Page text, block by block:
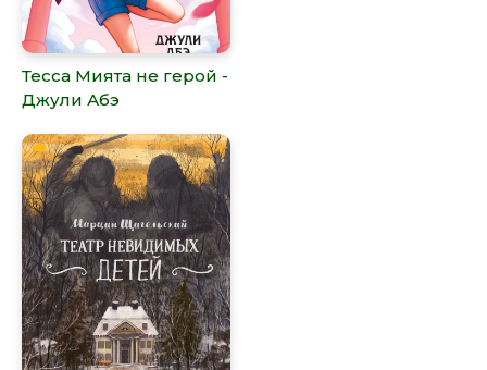
Тесса Мията не герой -
Джули Абэ